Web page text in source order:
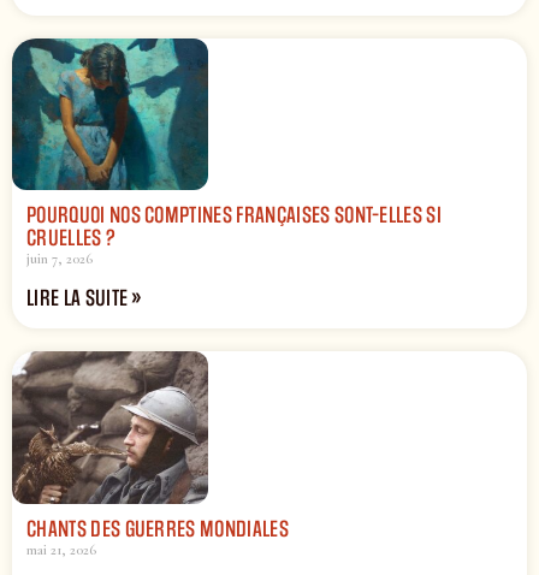
POURQUOI NOS COMPTINES FRANÇAISES SONT-ELLES SI
CRUELLES ?
juin 7, 2026
LIRE LA SUITE »
CHANTS DES GUERRES MONDIALES
mai 21, 2026